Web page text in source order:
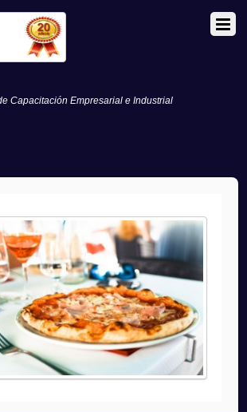
Capacitación Empresarial e Industrial